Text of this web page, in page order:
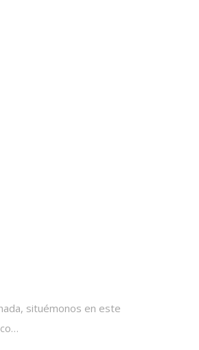
situémonos en este